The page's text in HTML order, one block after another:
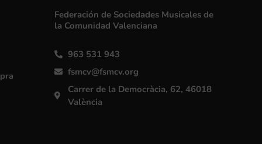
Federación de Sociedades Musicales de
la Comunidad Valenciana
963 531 943
fsmcv@fsmcv.org
Carrer de la Democràcia, 62, 46018
València